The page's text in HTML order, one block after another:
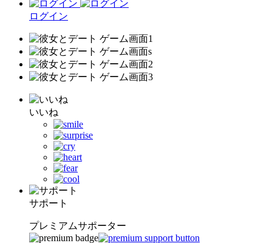
ログイン
いいね
サポート
プレミアムサポーター